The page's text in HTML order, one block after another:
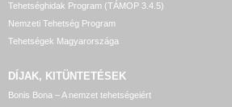
Tehetséghidak Program (TÁMOP 3.4.5)
Nemzeti Tehetség Program
Tehetségek Magyarországa
DÍJAK, KITÜNTETÉSEK
Bonis Bona – A nemzet tehetségeiért